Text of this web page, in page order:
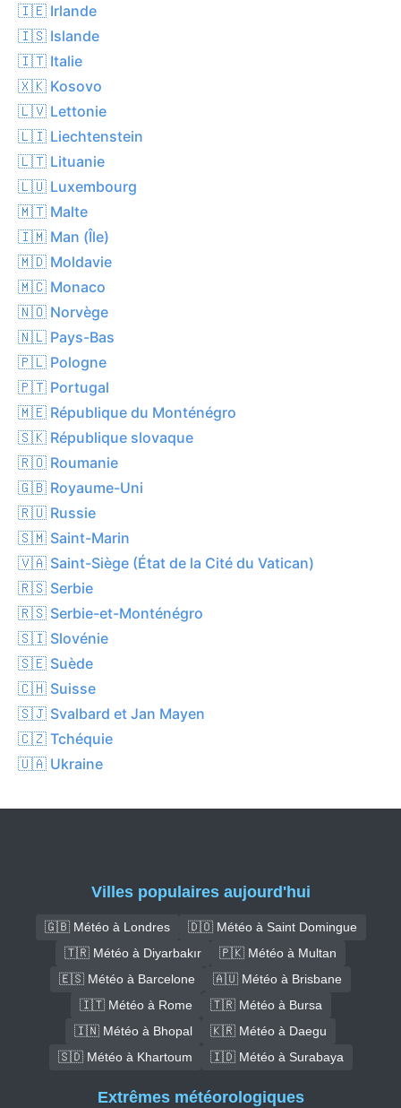
🇮🇪 Irlande
🇮🇸 Islande
🇮🇹 Italie
🇽🇰 Kosovo
🇱🇻 Lettonie
🇱🇮 Liechtenstein
🇱🇹 Lituanie
🇱🇺 Luxembourg
🇲🇹 Malte
🇮🇲 Man (Île)
🇲🇩 Moldavie
🇲🇨 Monaco
🇳🇴 Norvège
🇳🇱 Pays-Bas
🇵🇱 Pologne
🇵🇹 Portugal
🇲🇪 République du Monténégro
🇸🇰 République slovaque
🇷🇴 Roumanie
🇬🇧 Royaume-Uni
🇷🇺 Russie
🇸🇲 Saint-Marin
🇻🇦 Saint-Siège (État de la Cité du Vatican)
🇷🇸 Serbie
🇷🇸 Serbie-et-Monténégro
🇸🇮 Slovénie
🇸🇪 Suède
🇨🇭 Suisse
🇸🇯 Svalbard et Jan Mayen
🇨🇿 Tchéquie
🇺🇦 Ukraine
Villes populaires aujourd'hui
🇬🇧 Météo à Londres
🇩🇴 Météo à Saint Domingue
🇹🇷 Météo à Diyarbakır
🇵🇰 Météo à Multan
🇪🇸 Météo à Barcelone
🇦🇺 Météo à Brisbane
🇮🇹 Météo à Rome
🇹🇷 Météo à Bursa
🇮🇳 Météo à Bhopal
🇰🇷 Météo à Daegu
🇸🇩 Météo à Khartoum
🇮🇩 Météo à Surabaya
Extrêmes météorologiques